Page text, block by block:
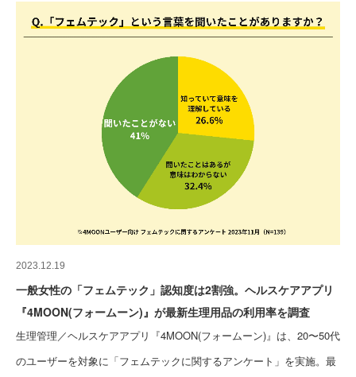
2023.12.19
一般女性の「フェムテック」認知度は2割強。ヘルスケアアプリ
『4MOON(フォームーン)』が最新生理用品の利用率を調査
生理管理／ヘルスケアアプリ『4MOON(フォームーン)』は、20〜50代
のユーザーを対象に「フェムテックに関するアンケート」を実施。最